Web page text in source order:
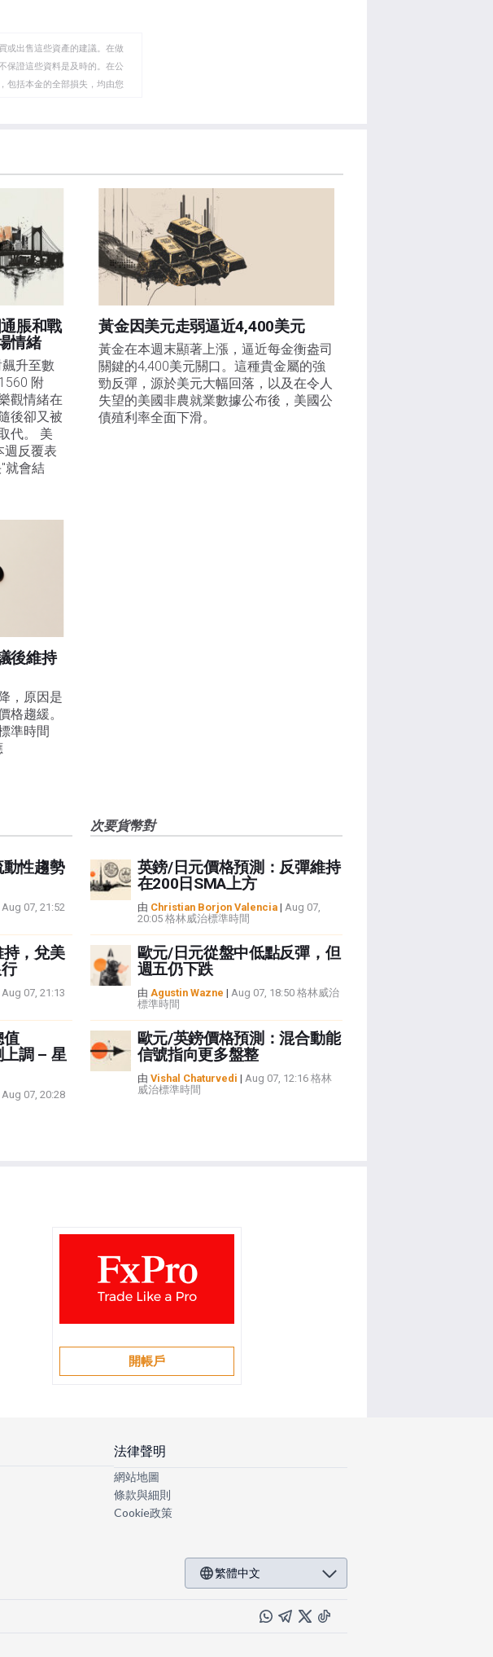
或出售這些資產的建議。在做
保證這些資料是及時的。在公
包括本金的全部損失，均由您
擔任何錯誤，遺漏或任何損
容無意提供任何投資建議。
脹和戰
情緒
升至數
附
觀情緒在
後卻又被
代。 美
週反覆表
就會結
黃金因美元走弱逼近4,400美元
黃金在本週末顯著上漲，逼近每金衡盎司
關鍵的4,400美元關口。這種貴金屬的強
勁反彈，源於美元大幅回落，以及在令人
失望的美國非農就業數據公布後，美國公
債殖利率全面下滑。
後維持
，原因是
格趨緩。
準時間
性趨勢
Aug 07, 21:52
持，兌美
Aug 07, 21:13
值
上調 – 星
Aug 07, 20:28
次要貨幣對
英鎊/日元價格預測：反彈維持
在200日SMA上方
由 Christian Borjon Valencia| Aug 07,
20:05 格林威治標準時間
歐元/日元從盤中低點反彈，但
週五仍下跌
由 Agustin Wazne | Aug 07, 18:50 格林威治
標準時間
歐元/英鎊價格預測：混合動能
信號指向更多盤整
由 Vishal Chaturvedi | Aug 07, 12:16 格林
威治標準時間
開帳戶
法律聲明
網站地圖
條款與細則
Cookie政策
繁體中文